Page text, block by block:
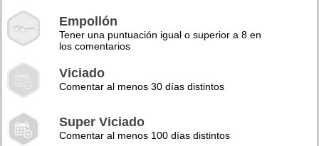
Empollón
Tener una puntuación igual o superior a 8 en
los comentarios
Viciado
Comentar al menos 30 días distintos
Super Viciado
Comentar al menos 100 días distintos